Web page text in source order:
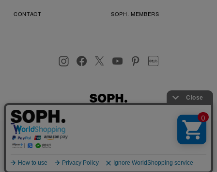
CONTACT SOPH. MEMBERS
プライバシーポリシー
店舗受取サービス
お客様により良いサービスを提供するため、cookie(クッキー)を
使用することがございます。 詳しくは
プライバシーポリシーを
ご確認ください。
OK